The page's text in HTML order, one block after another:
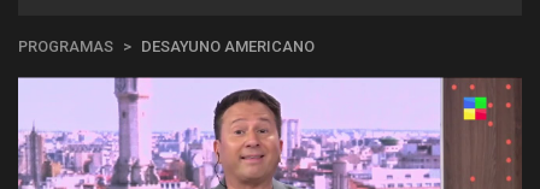
PROGRAMAS DESAYUNO AMERICANO